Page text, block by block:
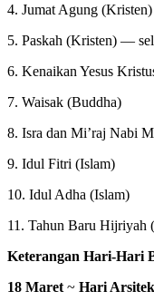
4. Jumat Agung (Kristen)
5. Paskah (Kristen) —
6. Kenaikan Yesus
7. Waisak (Buddha)
8. Isra dan Mi’raj Nabi
9. Idul Fitri (Islam)
10. Idul Adha (Islam)
11. Tahun Baru Hijriyah
Keterangan Hari-Hari
18 Maret ~ Hari